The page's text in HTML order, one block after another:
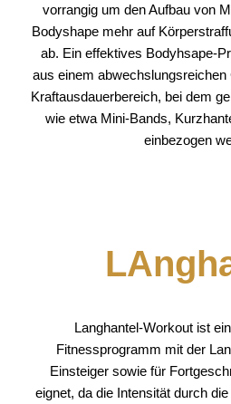
vorrangig um den Aufbau von
Bodyshape mehr auf
ab. Ein effektives Bodyhsape-
aus einem
Kraftausdauerbereich, bei dem
wie etwa Mini-Bands,
einbezogen
Langhantel-Workout ist
Fitnessprogramm mit der
Einsteiger sowie für
eignet, da die Intensität durch